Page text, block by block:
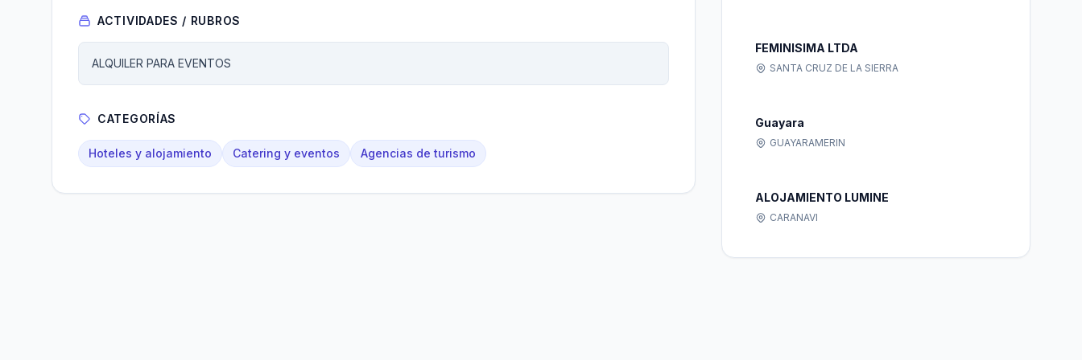
ACTIVIDADES / RUBROS
ALQUILER PARA EVENTOS
CATEGORÍAS
Hoteles y alojamiento Catering y eventos Agencias de turismo
FEMINISIMA LTDA
SANTA CRUZ DE LA SIERRA
Guayara
GUAYARAMERIN
ALOJAMIENTO LUMINE
CARANAVI